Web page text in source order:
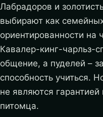
Лабрадоров и
выбирают как
ориентированности на
Кавалер-кинг-чарльз-
общение, а пуделей –
способность учиться.
не являются
питомца.